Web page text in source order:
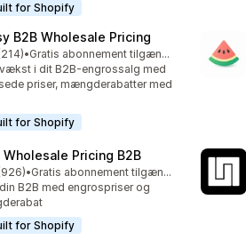
for Shopify
B2B Wholesale Pricing
5 stjerner
i alt
•
Gratis abonnement tilgængeligt
i dit B2B-engrossalg med
priser, mængderabatter med
for Shopify
Wholesale Pricing B2B
5 stjerner
i alt
•
Gratis abonnement tilgængeligt
B2B med engrospriser og
for Shopify